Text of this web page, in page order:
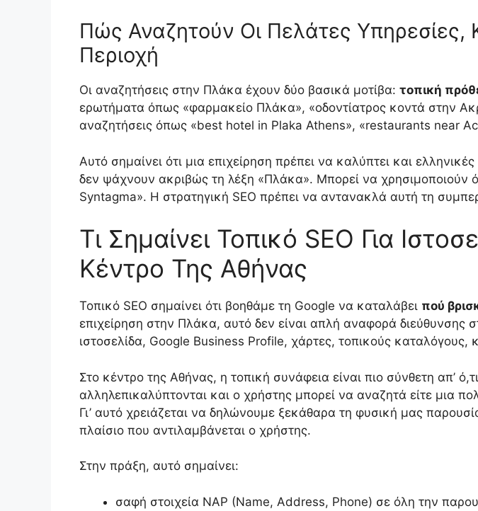
Πώς Αναζητούν Οι Πελάτες
Περιοχή
Οι αναζητήσεις στην Πλάκα έχουν δύο βασικά μοτίβα: τοπική
ερωτήματα όπως «φαρμακείο Πλάκα», «οδοντίατρος κοντά στην
αναζητήσεις όπως «best hotel in Plaka Athens», «restaurants near
Αυτό σημαίνει ότι μια επιχείρηση πρέπει να καλύπτει και
δεν ψάχνουν ακριβώς τη λέξη «Πλάκα». Μπορεί να
Syntagma». Η στρατηγική SEO πρέπει να αντανακλά αυτή τη
Τι Σημαίνει Τοπικό SEO Για
Κέντρο Της Αθήνας
Τοπικό SEO σημαίνει ότι βοηθάμε τη Google να καταλάβει πού
επιχείρηση στην Πλάκα, αυτό δεν είναι απλή αναφορά διεύθυνσης
ιστοσελίδα, Google Business Profile, χάρτες, τοπικούς καταλόγους,
Στο κέντρο της Αθήνας, η τοπική συνάφεια είναι πιο σύνθετη απ’
αλληλεπικαλύπτονται και ο χρήστης μπορεί να αναζητά είτε μια
Γι’ αυτό χρειάζεται να δηλώνουμε ξεκάθαρα τη φυσική μας
πλαίσιο που αντιλαμβάνεται ο χρήστης.
Στην πράξη, αυτό σημαίνει:
σαφή στοιχεία NAP (Name, Address, Phone) σε όλη την